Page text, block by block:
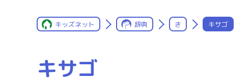
キッズネット 辞典 き キサゴ
キサゴ